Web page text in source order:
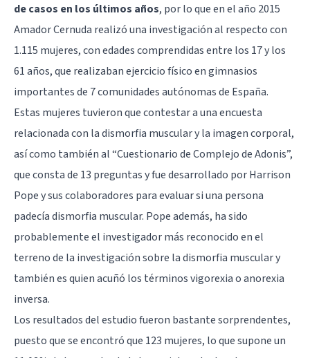
de casos en los últimos años, por lo que en el año 2015
Amador Cernuda realizó una investigación al respecto con
1.115 mujeres, con edades comprendidas entre los 17 y los
61 años, que realizaban ejercicio físico en gimnasios
importantes de 7 comunidades autónomas de España.
Estas mujeres tuvieron que contestar a una encuesta
relacionada con la dismorfia muscular y la imagen corporal,
así como también al “Cuestionario de Complejo de Adonis”,
que consta de 13 preguntas y fue desarrollado por Harrison
Pope y sus colaboradores para evaluar si una persona
padecía dismorfia muscular. Pope además, ha sido
probablemente el investigador más reconocido en el
terreno de la investigación sobre la dismorfia muscular y
también es quien acuñó los términos vigorexia o anorexia
inversa.
Los resultados del estudio fueron bastante sorprendentes,
puesto que se encontró que 123 mujeres, lo que supone un